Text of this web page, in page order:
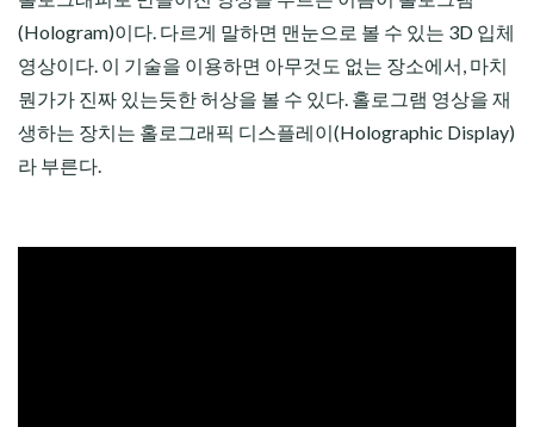
(Hologram)이다. 다르게 말하면 맨눈으로 볼 수 있는 3D 입체
영상이다. 이 기술을 이용하면 아무것도 없는 장소에서, 마치
뭔가가 진짜 있는듯한 허상을 볼 수 있다. 홀로그램 영상을 재
생하는 장치는 홀로그래픽 디스플레이(Holographic Display)
라 부른다.